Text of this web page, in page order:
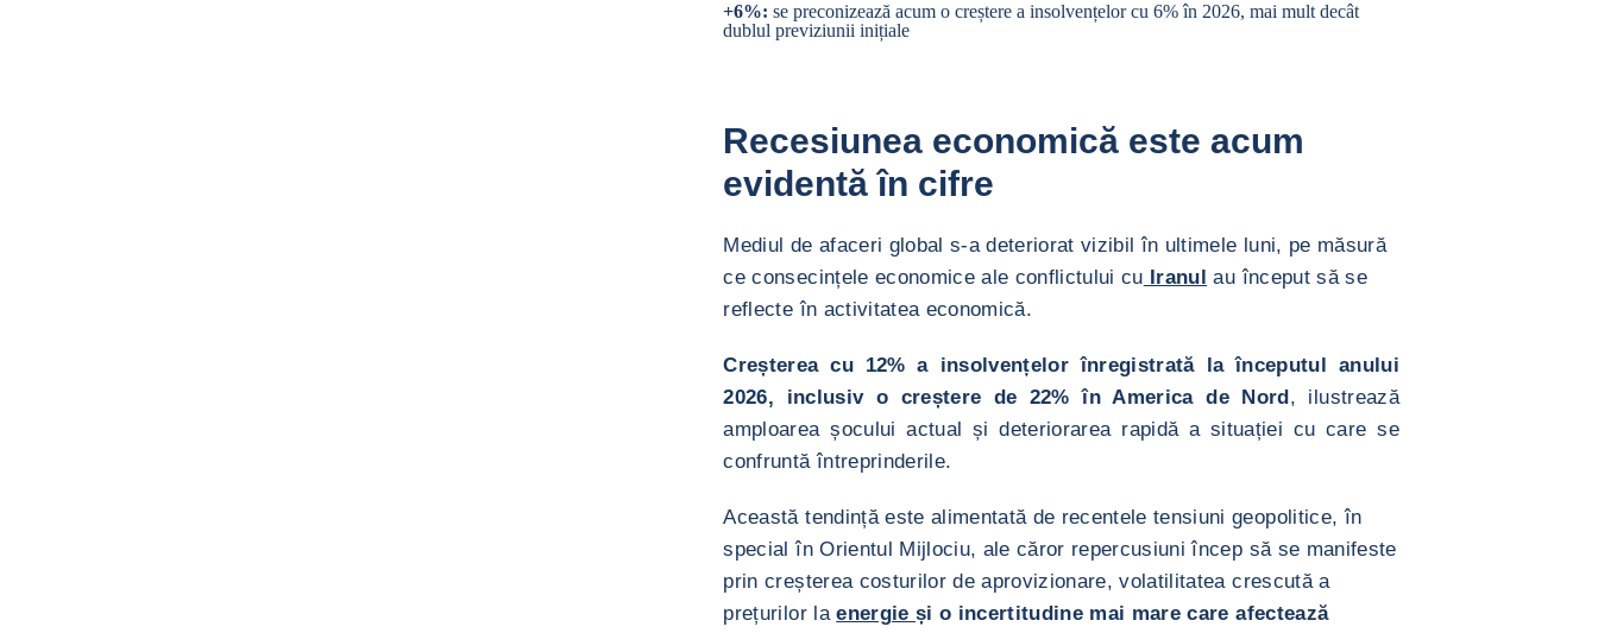
+6%:se preconizează acum o creștere a insolvențelor cu 6% în 2026, mai mult decât
dublul previziunii inițiale
Recesiunea economică este acum
evidentă în cifre
Mediul de afaceri global s-a deteriorat vizibil în ultimele luni, pe măsură
ce consecințele economice ale conflictului cu Iranul au început să se
reflecte în activitatea economică.
Creșterea cu 12% a insolvențelor înregistrată la începutul anului
2026, inclusiv o creștere de 22% în America de Nord, ilustrează
amploarea șocului actual și deteriorarea rapidă a situației cu care se
confruntă întreprinderile.
Această tendință este alimentată de recentele tensiuni geopolitice, în
special în Orientul Mijlociu, ale căror repercusiuni încep să se manifeste
prin creșterea costurilor de aprovizionare, volatilitatea crescută a
prețurilor laenergie și o incertitudine mai mare care afectează